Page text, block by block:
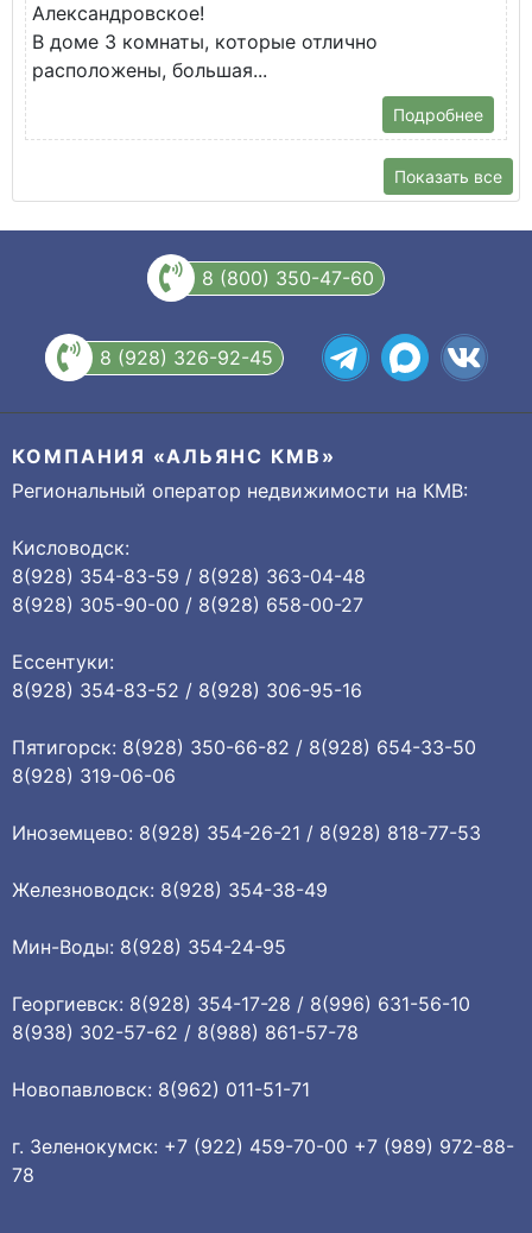
Александровское!
В доме 3 комнаты, которые отлично
расположены, большая...
Подробнее
Показать все
8 (800) 350-47-60
8 (928) 326-92-45
КОМПАНИЯ «АЛЬЯНС КМВ»
Региональный оператор недвижимости на КМВ:
Кисловодск:
8(928) 354-83-59 / 8(928) 363-04-48
8(928) 305-90-00 / 8(928) 658-00-27
Ессентуки:
8(928) 354-83-52 / 8(928) 306-95-16
Пятигорск: 8(928) 350-66-82 / 8(928) 654-33-50
8(928) 319-06-06
Иноземцево: 8(928) 354-26-21 / 8(928) 818-77-53
Железноводск: 8(928) 354-38-49
Мин-Воды: 8(928) 354-24-95
Георгиевск: 8(928) 354-17-28 / 8(996) 631-56-10
8(938) 302-57-62 / 8(988) 861-57-78
Новопавловск: 8(962) 011-51-71
г. Зеленокумск: +7 (922) 459-70-00 +7 (989) 972-88-
78